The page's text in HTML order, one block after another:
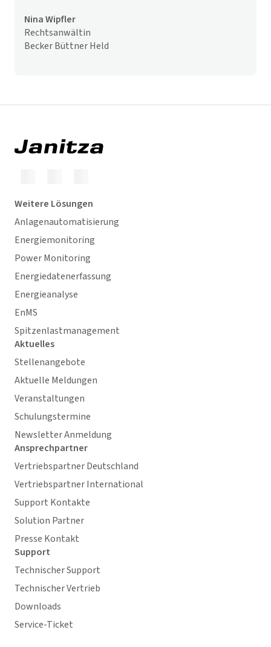
Nina Wipfler
Rechtsanwältin
Becker Büttner Held
Weitere Lösungen
Anlagenautomatisierung
Energiemonitoring
Power Monitoring
Energiedatenerfassung
Energieanalyse
EnMS
Spitzenlastmanagement
Aktuelles
Stellenangebote
Aktuelle Meldungen
Veranstaltungen
Schulungstermine
Newsletter Anmeldung
Ansprechpartner
Vertriebspartner Deutschland
Vertriebspartner International
Support Kontakte
Solution Partner
Presse Kontakt
Support
Technischer Support
Technischer Vertrieb
Downloads
Service-Ticket